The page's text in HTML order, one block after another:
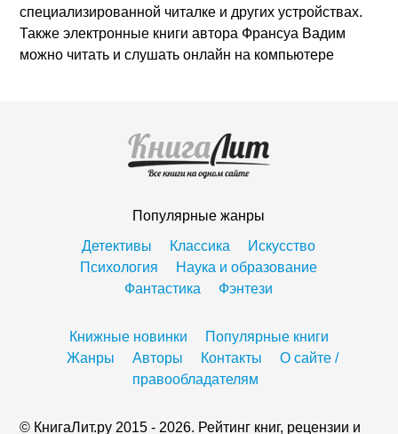
специализированной читалке и других устройствах.
Также электронные книги автора Франсуа Вадим
можно читать и слушать онлайн на компьютере
Популярные жанры
Детективы
Классика
Искусство
Психология
Наука и образование
Фантастика
Фэнтези
Книжные новинки
Популярные книги
Жанры
Авторы Контакты
О сайте /
правообладателям
© КнигаЛит.ру 2015 - 2026. Рейтинг книг, рецензии и